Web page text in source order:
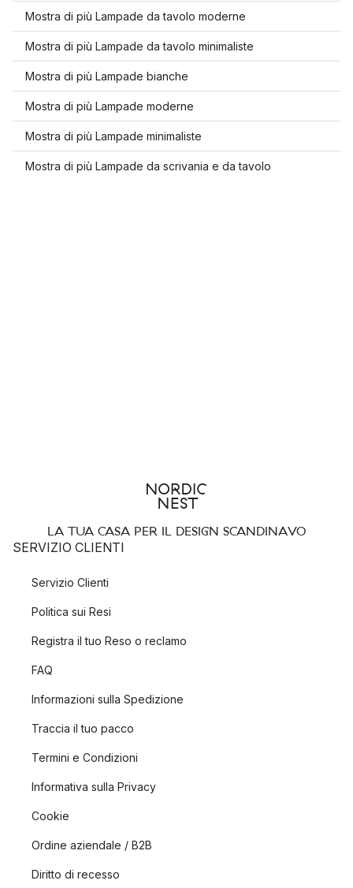
Mostra di più Lampade da tavolo moderne
Mostra di più Lampade da tavolo minimaliste
Mostra di più Lampade bianche
Mostra di più Lampade moderne
Mostra di più Lampade minimaliste
Mostra di più Lampade da scrivania e da tavolo
LA TUA CASA PER IL DESIGN SCANDINAVO
SERVIZIO CLIENTI
Servizio Clienti
Politica sui Resi
Registra il tuo Reso o reclamo
FAQ
Informazioni sulla Spedizione
Traccia il tuo pacco
Termini e Condizioni
Informativa sulla Privacy
Cookie
Ordine aziendale / B2B
Diritto di recesso